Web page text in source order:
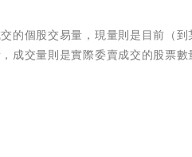
的個股交易量，現量則是目前（到
成交量則是實際委賣成交的股票